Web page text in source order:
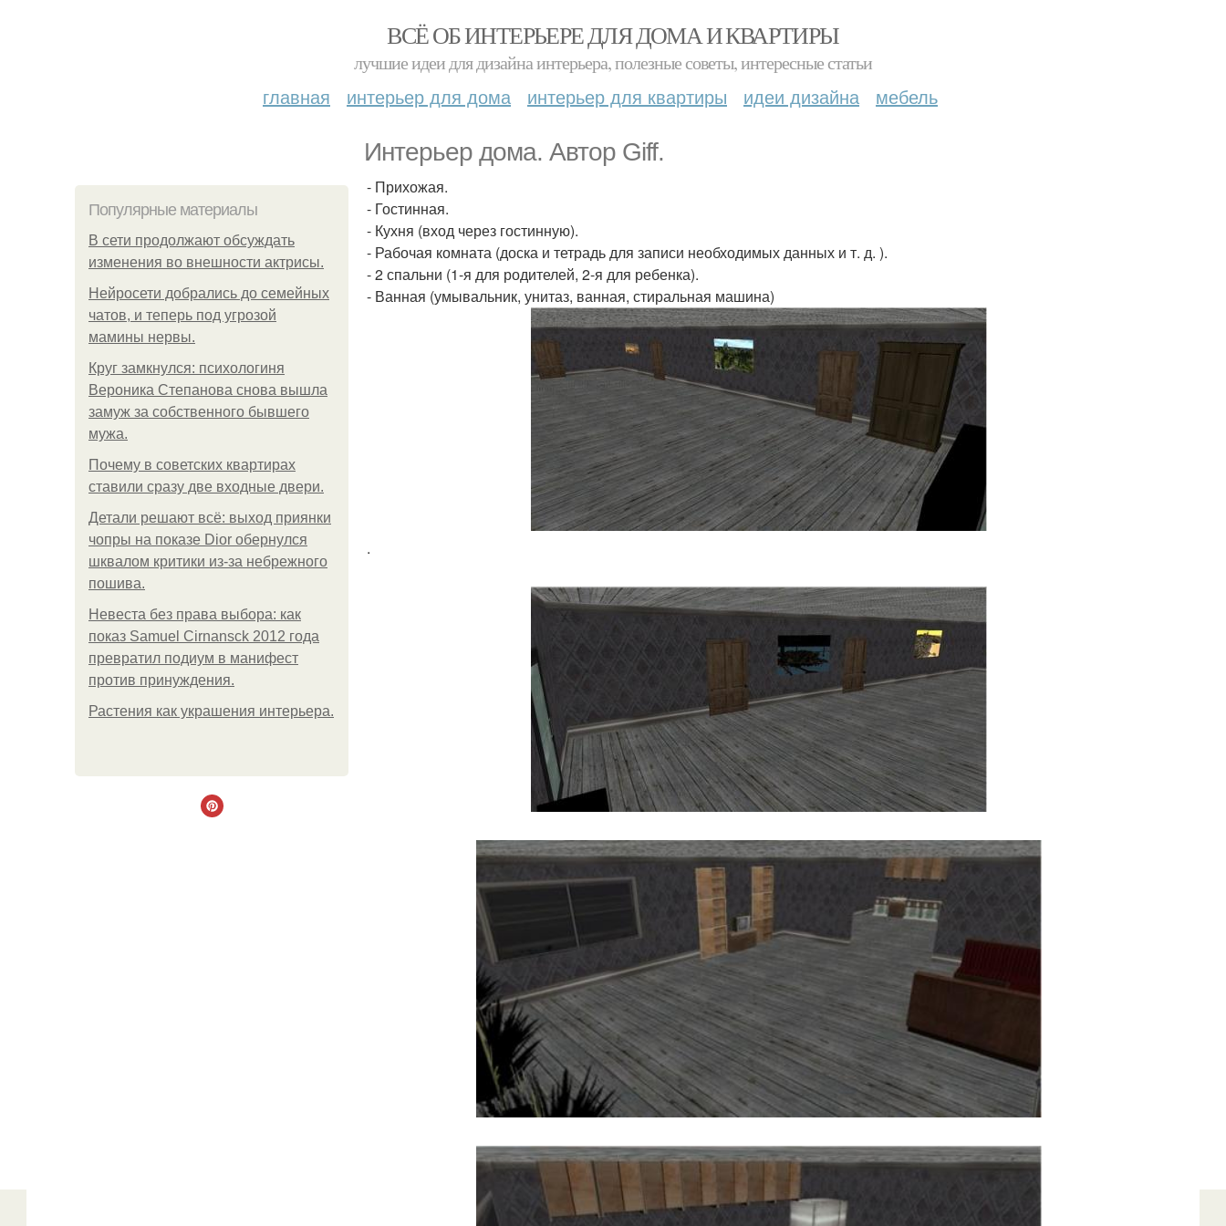
ВСЁ ОБ ИНТЕРЬЕРЕ ДЛЯ ДОМА И КВАРТИРЫ
лучшие идеи для дизайна интерьера, полезные советы, интересные статьи
главная интерьер для дома интерьер для квартиры идеи дизайна мебель
Интерьер дома. Автор Giff.
Популярные материалы
В сети продолжают обсуждать
изменения во внешности актрисы.
Нейросети добрались до семейных
чатов, и теперь под угрозой
мамины нервы.
Круг замкнулся: психологиня
Вероника Степанова снова вышла
замуж за собственного бывшего
мужа.
Почему в советских квартирах
ставили сразу две входные двери.
Детали решают всё: выход приянки
чопры на показе Dior обернулся
шквалом критики из-за небрежного
пошива.
Невеста без права выбора: как
показ Samuel Cirnansck 2012 года
превратил подиум в манифест
против принуждения.
Растения как украшения интерьера.
- Прихожая.
- Гостинная.
- Кухня (вход через гостинную).
- Рабочая комната (доска и тетрадь для записи необходимых данных и т. д. ).
- 2 спальни (1-я для родителей, 2-я для ребенка).
- Ванная (умывальник, унитаз, ванная, стиральная машина)
.